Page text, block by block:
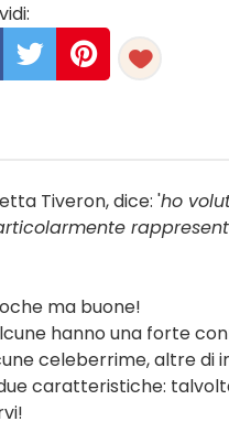
Tiveron, dice: 'ho
ma buone!
hanno una forte
celeberrime, altre di
caratteristiche: